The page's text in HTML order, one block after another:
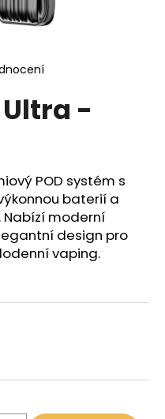
Ultra -
POD systém s
baterií a
moderní
design pro
vaping.